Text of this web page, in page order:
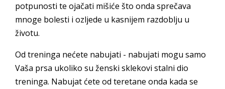
potpunosti te ojačati mišiće što onda sprečava
mnoge bolesti i ozljede u kasnijem razdoblju u
životu.
Od treninga nećete nabujati - nabujati mogu samo
Vaša prsa ukoliko su ženski sklekovi stalni dio
treninga. Nabujat ćete od teretane onda kada se